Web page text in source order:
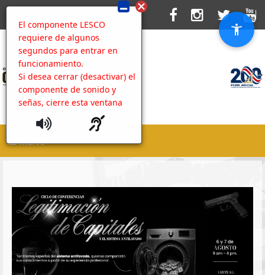
El componente LESCO
requiere de algunos
segundos para entrar en
funcionamiento.
Si desea cerrar (desactivar) el
componente de sonido y
señas, cierre esta ventana
MENU